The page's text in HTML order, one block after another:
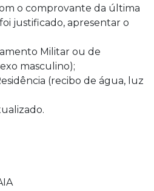
o comprovante da última
justificado, apresentar o
Militar ou de
masculino);
(recibo de água, luz